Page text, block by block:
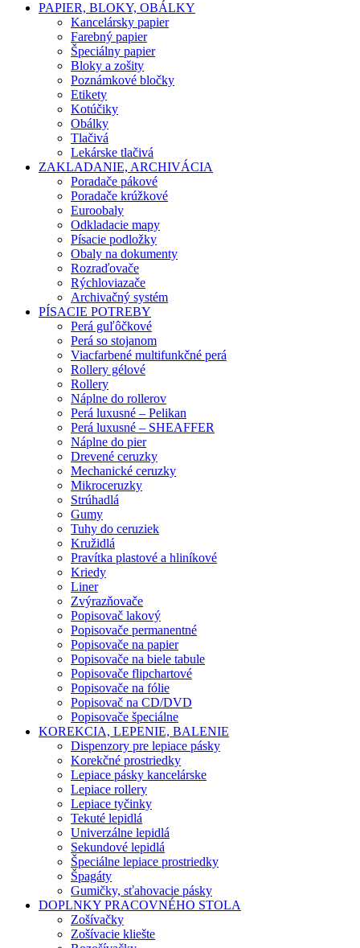
PAPIER, BLOKY, OBÁLKY
Kancelársky papier
Farebný papier
Špeciálny papier
Bloky a zošity
Poznámkové bločky
Etikety
Kotúčiky
Obálky
Tlačivá
Lekárske tlačivá
ZAKLADANIE, ARCHIVÁCIA
Poradače pákové
Poradače krúžkové
Euroobaly
Odkladacie mapy
Písacie podložky
Obaly na dokumenty
Rozraďovače
Rýchloviazače
Archivačný systém
PÍSACIE POTREBY
Perá guľôčkové
Perá so stojanom
Viacfarbené multifunkčné perá
Rollery gélové
Rollery
Náplne do rollerov
Perá luxusné – Pelikan
Perá luxusné – SHEAFFER
Náplne do pier
Drevené ceruzky
Mechanické ceruzky
Mikroceruzky
Strúhadlá
Gumy
Tuhy do ceruziek
Kružidlá
Pravítka plastové a hliníkové
Kriedy
Liner
Zvýrazňovače
Popisovač lakový
Popisovače permanentné
Popisovače na papier
Popisovače na biele tabule
Popisovače flipchartové
Popisovače na fólie
Popisovač na CD/DVD
Popisovače špeciálne
KOREKCIA, LEPENIE, BALENIE
Dispenzory pre lepiace pásky
Korekčné prostriedky
Lepiace pásky kancelárske
Lepiace rollery
Lepiace tyčinky
Tekuté lepidlá
Univerzálne lepidlá
Sekundové lepidlá
Špeciálne lepiace prostriedky
Špagáty
Gumičky, sťahovacie pásky
DOPLNKY PRACOVNÉHO STOLA
Zošívačky
Zošívacie kliešte